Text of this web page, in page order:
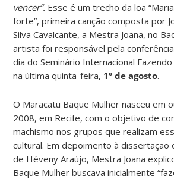
vencer”. Esse é um trecho da loa
forte”, primeira canção composta por
Silva Cavalcante, a Mestra Joana, no
artista foi responsável pela
dia do Seminário Internacional
na última quinta-feira, 1° de agosto.
O Maracatu Baque Mulher nasceu em
2008, em Recife, com o objetivo de
machismo nos grupos que realizam
cultural. Em depoimento à dissertação
de Héveny Araújo, Mestra Joana
Baque Mulher buscava inicialmente